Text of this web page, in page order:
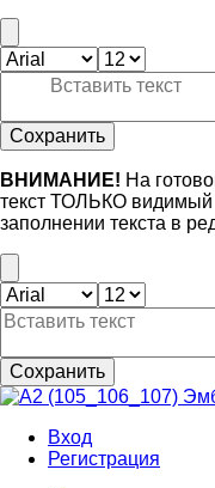
Сохранить
ВНИМАНИЕ! На
текст ТОЛЬКО видимый
заполнении текста в
Сохранить
Вход
Регистрация